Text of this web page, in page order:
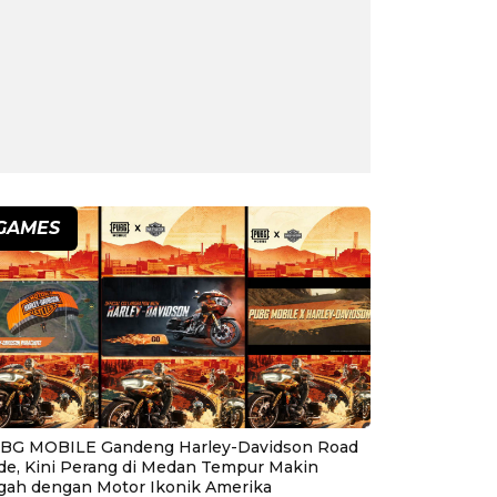
MOBILE Gandeng Harley-Davidson Road
Kini Perang di Medan Tempur Makin
dengan Motor Ikonik Amerika